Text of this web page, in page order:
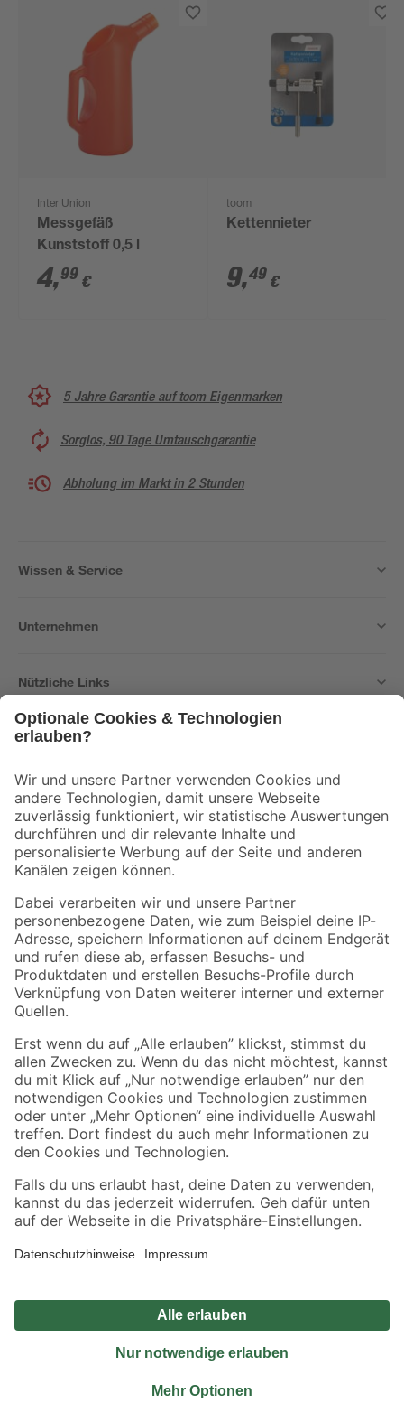
Inter Union
Messgefäß
Kunststoff 0,5 l
4,99 €
toom
Kettennieter
9,49 €
5 Jahre Garantie auf toom Eigenmarken
Sorglos, 90 Tage Umtauschgarantie
Abholung im Markt in 2 Stunden
Wissen & Service
Unternehmen
Nützliche Links
Der toom Newsletter: Keine Angebote und Aktionen mehr verpassen!
Zur Newsletter Anmeldung
Folge uns
Zahlungsarten Versandarten
Sicher einkaufen
Jetzt die toom-App herunterladen
Alle Preisangaben in EUR inkl. gesetzl. MwSt.. Die dargestellten Angebote sind unter
Umständen nicht in allen Märkten verfügbar. Die angegebenen Verfügbarkeiten beziehen
Produkte nur solange der Vorrat reicht.
*Paketversand ab 59 € versandkostenfrei, gilt nicht für Artikel mit Speditionsversand, hier
Privatsphäre Impressum
Nutzungsbedingungen
Widerrufsrecht
Vertrag widerrufen
© 2026 toom Baumarkt GmbH